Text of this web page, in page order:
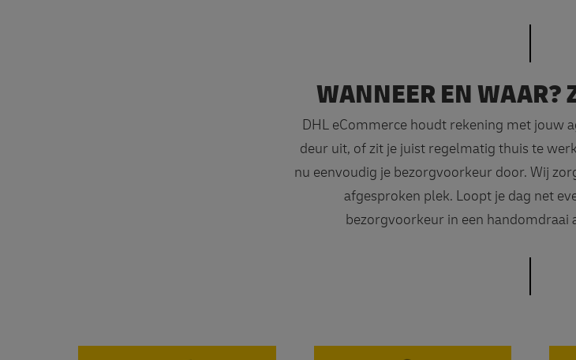
WANNEER EN WAAR?
DHL eCommerce houdt rekening met jouw
deur uit, of zit je juist regelmatig thuis te
nu eenvoudig je bezorgvoorkeur door. Wij
afgesproken plek. Loopt je dag net
bezorgvoorkeur in een handomdraai